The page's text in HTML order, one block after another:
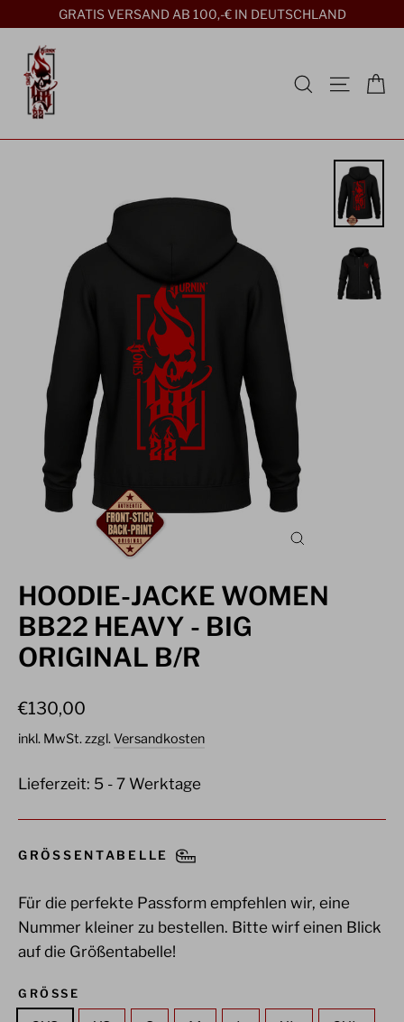
Inhalt
GRATIS VERSAND AB 100,-€ IN DEUTSCHLAND
Suche
HOODIE-JACKE WOMEN
BB22 HEAVY - BIG
ORIGINAL B/R
Normaler
Preis
€130,00
inkl. MwSt. zzgl.Versandkosten
Lieferzeit: 5 - 7 Werktage
GRÖSSENTABELLE
Für die perfekte Passform empfehlen wir, eine
Nummer kleiner zu bestellen. Bitte wirf einen Blick
auf die Größentabelle!
GRÖSSE